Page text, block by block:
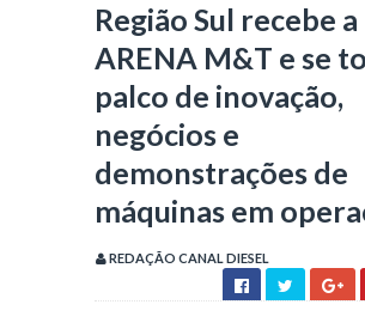
Região Sul recebe a
ARENA M&T e se
palco de inovação,
negócios e
demonstrações de
máquinas em
REDAÇÃO CANAL DIESEL